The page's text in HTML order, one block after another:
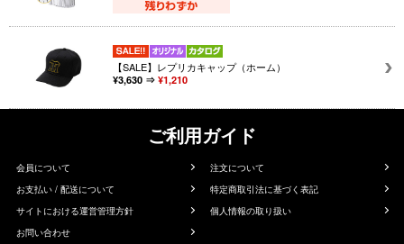
【SALE】レプリカキャップ（ホーム）
¥3,630 ⇒ ¥1,210
ご利用ガイド
会員について
注文について
お支払い / 配送について
特定商取引法に基づく表記
サイトにおける運営管理方針
個人情報の取り扱い
お問い合わせ